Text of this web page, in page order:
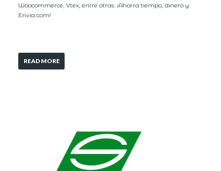
Woocommerce, Vtex, entre otras. ¡Ahorra tiempo, dinero y
Envía.com!
READ MORE